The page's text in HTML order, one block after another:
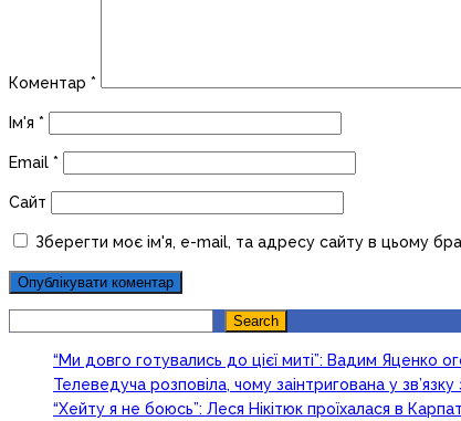
Коментар *
Ім'я *
Email *
Сайт
Зберегти моє ім'я, e-mail, та адресу сайту в цьому
Search
“Ми довго готувались до цієї миті”: Вадим Яценко
Телеведуча розповіла, чому заінтригована у
“Хейту я не боюсь”: Леся Нікітюк проїхалася в